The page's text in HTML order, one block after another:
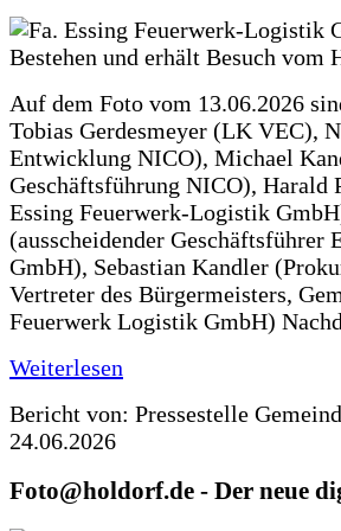
Auf dem Foto vom 13.06.2026
Tobias Gerdesmeyer (LK VEC),
Entwicklung NICO), Michael
Geschäftsführung NICO), Harald
Essing Feuerwerk-Logistik
(ausscheidender Geschäftsführer
GmbH), Sebastian Kandler
Vertreter des Bürgermeisters,
Feuerwerk Logistik GmbH)
Weiterlesen
Bericht von: Pressestelle
24.06.2026
Foto@holdorf.de - Der neue